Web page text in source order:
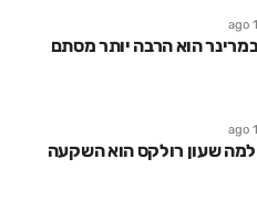
הוא הרבה יותר מסתם
למה שעון רולקס הוא השקעה